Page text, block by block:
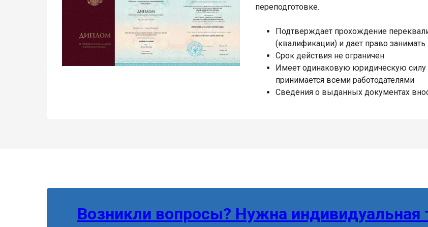
переподготовке.
Подтверждает прохождение
(квалификации) и дает право
Срок действия не ограничен
Имеет одинаковую юридическую силу
принимается всеми работодателями
Сведения о выданных документах
Возникли вопросы? Нужна индивидуальная